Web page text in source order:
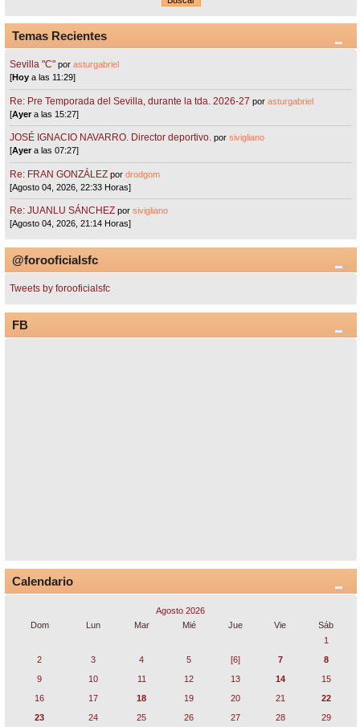
Temas Recientes
Sevilla "C"porasturgabriel
[Hoy a las 11:29]
Re: Pre Temporada del Sevilla, durante la tda. 2026-27 porasturgabriel
[Ayera las 15:27]
JOSÉ IGNACIO NAVARRO. Director deportivo. porsivigliano
[Ayera las 07:27]
Re: FRAN GONZÁLEZ pordrodgom
[Agosto 04, 2026, 22:33 Horas]
Re: JUANLU SÁNCHEZ porsivigliano
[Agosto 04, 2026, 21:14 Horas]
@forooficialsfc
Tweets by forooficialsfc
FB
Calendario
Agosto 2026
Dom
Lun Mar Mié Jue Vie
Sáb
1
2
3 4 5 [6] 7
8
9
10 11 12 13 14
15
16
17 18 19 20 21
22
23
24 25 26 27 28 29